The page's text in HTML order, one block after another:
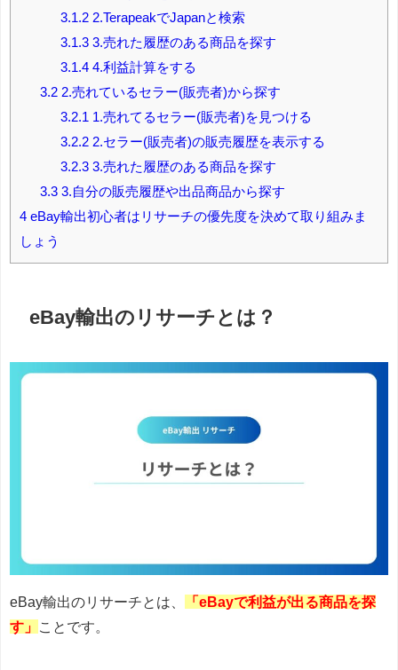
3.1.22.TerapeakでJapanと検索
3.1.33.売れた履歴のある商品を探す
3.1.44.利益計算をする
3.22.売れているセラー(販売者)から探す
3.2.1 1.売れてるセラー(販売者)を見つける
3.2.22.セラー(販売者)の販売履歴を表示する
3.2.33.売れた履歴のある商品を探す
3.33.自分の販売履歴や出品商品から探す
4 eBay輸出初心者はリサーチの優先度を決めて取り組みま
しょう
eBay輸出のリサーチとは？
eBay輸出のリサーチとは、
「eBayで利益が出る商品を探
す」
ことです。